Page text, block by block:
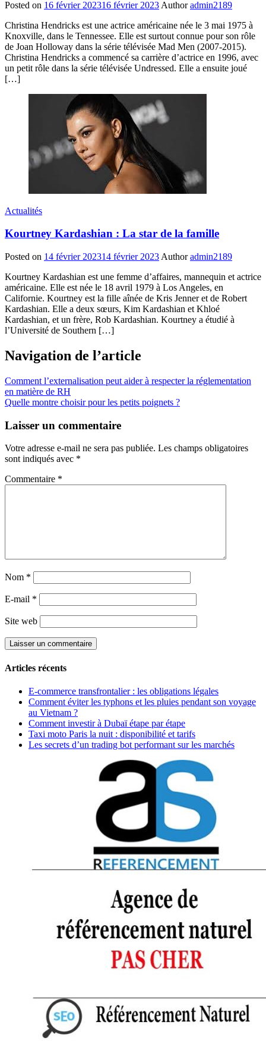
Posted on 16 février 202316 février 2023 Author admin2189
Christina Hendricks est une actrice américaine née le 3 mai 1975 à
Knoxville, dans le Tennessee. Elle est surtout connue pour son rôle
de Joan Holloway dans la série télévisée Mad Men (2007-2015).
Christina Hendricks a commencé sa carrière d’actrice en 1996, avec
un petit rôle dans la série télévisée Undressed. Elle a ensuite joué
[…]
Actualités
Kourtney Kardashian : La star de la famille
Posted on 14 février 202314 février 2023 Author admin2189
Kourtney Kardashian est une femme d’affaires, mannequin et actrice
américaine. Elle est née le 18 avril 1979 à Los Angeles, en
Californie. Kourtney est la fille aînée de Kris Jenner et de Robert
Kardashian. Elle a deux sœurs, Kim Kardashian et Khloé
Kardashian, et un frère, Rob Kardashian. Kourtney a étudié à
l’Université de Southern […]
Navigation de l’article
Comment l’externalisation peut aider à respecter la réglementation
en matière de RH
Quelle montre choisir pour les petits poignets ?
Laisser un commentaire
Votre adresse e-mail ne sera pas publiée. Les champs obligatoires
sont indiqués avec *
Commentaire *
Nom *
E-mail *
Site web
Articles récents
E-commerce transfrontalier : les obligations légales
Comment éviter les typhons et les pluies pendant son voyage
au Vietnam ?
Comment investir à Dubaï étape par étape
Taxi moto Paris la nuit : disponibilité et tarifs
Les secrets d’un trading bot performant sur les marchés